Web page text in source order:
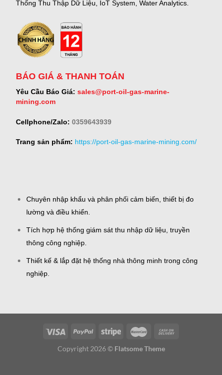
Thống Thu Thập Dữ Liệu, IoT System, Water Analytics.
BÁO GIÁ & THANH TOÁN
Yêu Cầu Báo Giá: sales@port-oil-gas-marine-
mining.com
Cellphone/Zalo: 0359643939
Trang sản phẩm: https://port-oil-gas-marine-mining.com/
Chuyên nhập khẩu và phân phối cảm biến, thiết bị đo
lường và điều khiển.
Tích hợp hệ thống giám sát thu nhập dữ liệu, truyền
thông công nghiệp.
Thiết kế & lắp đặt hệ thống nhà thông minh trong công
nghiệp.
Copyright 2026 © Flatsome Theme